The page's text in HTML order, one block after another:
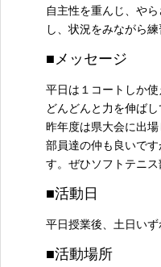
自主性を重んじ、や
し、状況をみながら
■メッセージ
平日は１コートしか
どんどんと力を伸ば
昨年度は県大会に出場
部員達の仲も良いで
す。ぜひソフトテニス
■活動日
平日授業後、土日いず
■活動場所